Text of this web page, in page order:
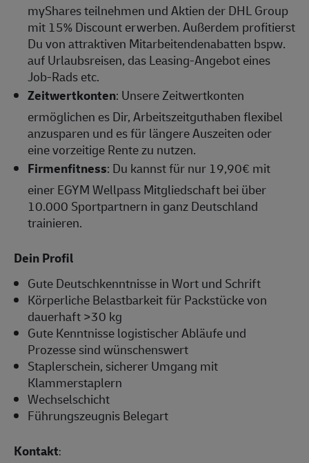
myShares teilnehmen und Aktien der DHL Group
mit 15% Discount erwerben. Außerdem profitierst
Du von attraktiven Mitarbeitendenabatten bspw.
auf Urlaubsreisen, das Leasing-Angebot eines
Job-Rads etc.
Zeitwertkonten: Unsere Zeitwertkonten
ermöglichen es Dir, Arbeitszeitguthaben flexibel
anzusparen und es für längere Auszeiten oder
eine vorzeitige Rente zu nutzen.
Firmenfitness: Du kannst für nur 19,90€ mit
einer EGYM Wellpass Mitgliedschaft bei über
10.000 Sportpartnern in ganz Deutschland
trainieren.
Dein Profil
Gute Deutschkenntnisse in Wort und Schrift
Körperliche Belastbarkeit für Packstücke von
dauerhaft >30 kg
Gute Kenntnisse logistischer Abläufe und
Prozesse sind wünschenswert
Staplerschein, sicherer Umgang mit
Klammerstaplern
Wechselschicht
Führungszeugnis Belegart
Kontakt: